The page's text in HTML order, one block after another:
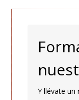
Y llévate un